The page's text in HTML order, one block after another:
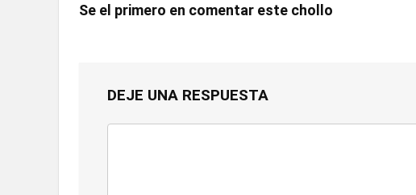
Se el primero en comentar este chollo
DEJE UNA RESPUESTA